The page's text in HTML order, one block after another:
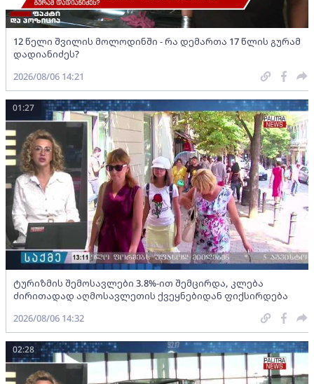
12 წელი შვილის მოლოდინში - რა დემართა 17 წლის გურამ
დადიანიძეს?
2026/08/06 14:21
ტურიზმის შემოსავლები 3.8%-ით შემცირდა, კლება
ძირითადად აღმოსავლეთის ქვეყნებიდან ფიქსირდება
01:27
2026/08/06 14:32
02:28